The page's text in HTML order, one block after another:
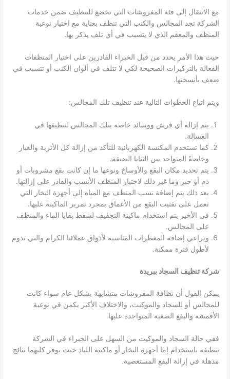
مع الانتقال إلى فئة المفروشات التي تخضع للتنظيف ضمن خدمات
الشركة تجد المجالس والكنب التي تنظف بعناية مع اختيار نوعية
المنظف والمعقم الذي لا يتسبب في أي تلف يذكر بها.
حيث هذا الأمر يحدد من قبل الخبراء القادرين على اختيار المنظفات
الفعالة بالتركيزات الصحيحة لكي لا تتلف في ألوان الكنب أو تتسبب في
ضعف بأنسجتها.
ويتم اتباع الخطوات التالية عند تنظيف تلك المجالس:
يتم إزالة أي فرش ووسائد خاصة بتلك المجالس لتنظيفها في
الغسالة.
كما تستخدم المكنسة الكهربائية للتأكد من إزالة كل الأتربة والغبار
وخاصةً المتواجد بين الثنايا الضيقة.
يتم تحديد مكان البقع والأوساخ ونوعها ما إن كانت بقع مشروبات أو
دم أو حبر وما غير ذلك لاختيار المنظف الأنسب والقادر على إزالتها.
بعد ذلك يتم إضافة نسب المنظف مع المياه إلى أجهزة البخار التي
تعمل على تفتيت البقع من الأعماق بمجرد تمرير الماكينة عليها.
في الأخير يتم استخدام ماكينة التجفيف لشفط بقايا الماء والمنظف
على المجالس.
ويراعي إضافة المعطرات المناسبة لأذواق عملائنا الكرام والتي تدوم
لأطول فترة ممكنة.
شركة تنظيف السجاد ببريدة
يمكن القول أن نظافة المفروشات متشابهة بشكل عام سواء كانت
للمجالس أو للسجاد والموكيت، والاختلاف الأكبر يكمن في نوعية
الأقمشة والبقع الصعبة المتواجدة عليها.
ففي حالة السجاد والموكيت من السهل على الخبراء في الشركة
تنظيفه باستخدام إما أجهزة البخار أو ماكينة اللباد حيث يوفر كليهما نتائج
مذهلة في إزالة البقع المستعصية.